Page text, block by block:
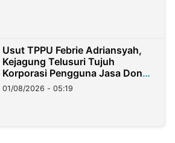
Usut TPPU Febrie Adriansyah,
Kejagung Telusuri Tujuh
Korporasi Pengguna Jasa Don
Ritto
01/08/2026 - 05:19